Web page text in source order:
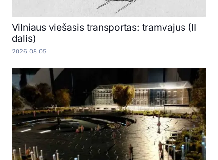
Vilniaus viešasis transportas: tramvajus (II
dalis)
2026.08.05